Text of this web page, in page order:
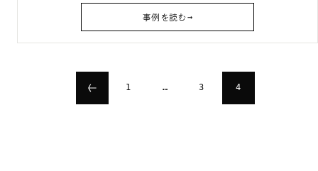
事例を読む
1 … 3 4